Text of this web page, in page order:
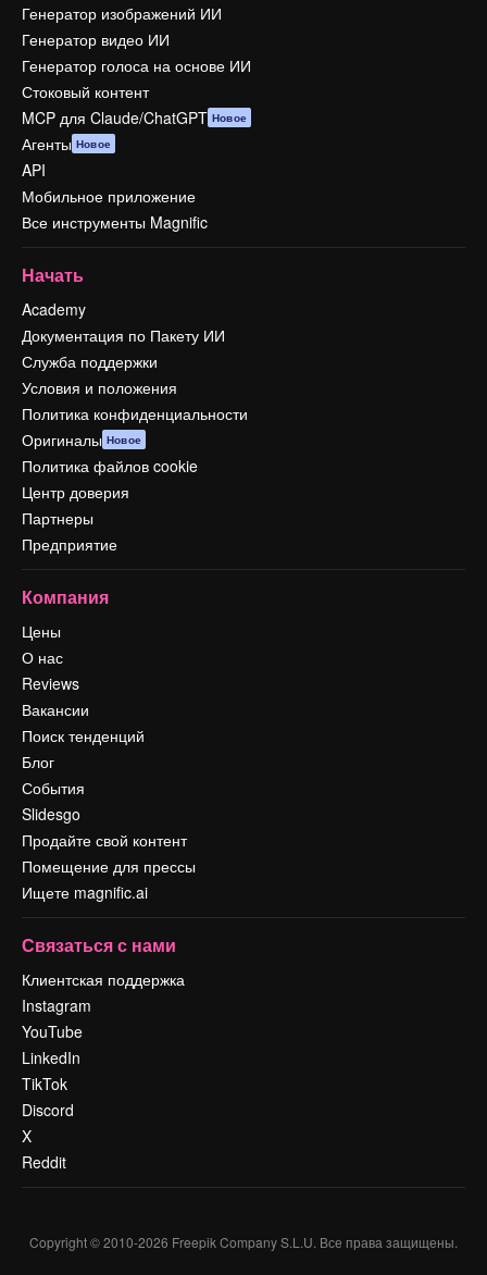
Генератор изображений ИИ
Генератор видео ИИ
Генератор голоса на основе ИИ
Стоковый контент
MCP для Claude/ChatGPT Новое
Агенты Новое
API
Мобильное приложение
Все инструменты Magnific
Начать
Academy
Документация по Пакету ИИ
Служба поддержки
Условия и положения
Политика конфиденциальности
Оригиналы Новое
Политика файлов cookie
Центр доверия
Партнеры
Предприятие
Компания
Цены
О нас
Reviews
Вакансии
Поиск тенденций
Блог
События
Slidesgo
Продайте свой контент
Помещение для прессы
Ищете magnific.ai
Связаться с нами
Клиентская поддержка
Instagram
YouTube
LinkedIn
TikTok
Discord
X
Reddit
Copyright © 2010-2026 Freepik Company S.L.U. Все права защищены.